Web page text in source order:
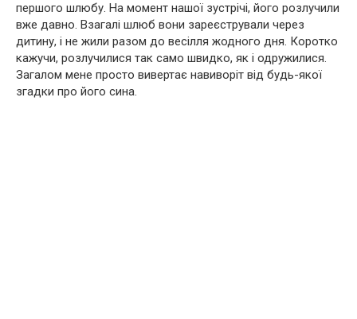
першого шлюбу. На момент нашої зустрічі, його розлучили
вже давно. Взагалі шлюб вони зареєстрували через
дитину, і не жили разом до весілля жодного дня. Коротко
кажучи, розлучилися так само швидко, як і одружилися.
Загалом мене просто вивертає навиворіт від будь-якої
згадки про його сина.